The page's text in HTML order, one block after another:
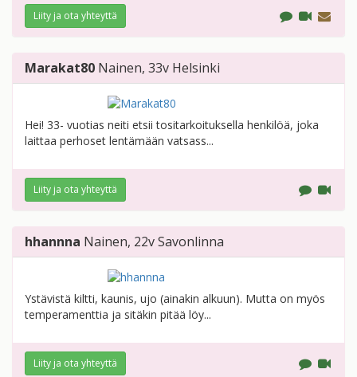
Liity ja ota yhteyttä
Marakat80 Nainen, 33v Helsinki
Hei! 33- vuotias neiti etsii tositarkoituksella henkilöä, joka
laittaa perhoset lentämään vatsass...
Liity ja ota yhteyttä
hhannna Nainen, 22vSavonlinna
Ystävistä kiltti, kaunis, ujo (ainakin alkuun). Mutta on myös
temperamenttia ja sitäkin pitää löy...
Liity ja ota yhteyttä